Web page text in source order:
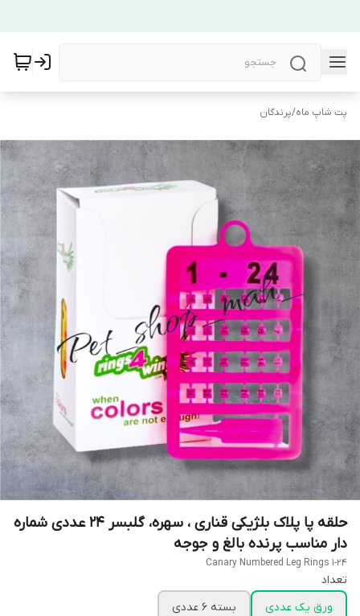
پت شاپ ماه/پرندگان
حلقه پا پلاک بلژیکی قناری ، سهره، گلبسر 24 عددی شماره
دار مناسب پرنده بالغ و جوجه
Canary Numbered Leg Rings 1-24
تعداد
ورق یک عددی
بسته 6 عددی